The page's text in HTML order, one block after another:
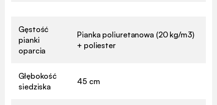
Gęstość
pianki
oparcia
Pianka poliuretanowa (20 kg/m3)
+ poliester
Głębokość
siedziska
45 cm